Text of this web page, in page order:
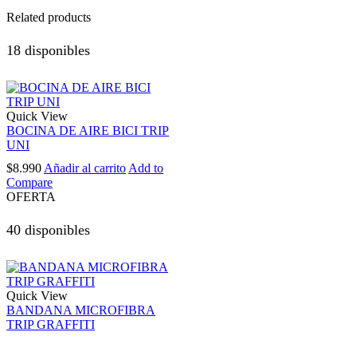
Related products
18 disponibles
Quick View
BOCINA DE AIRE BICI TRIP
UNI
$8.990 Añadir al carrito Add to
Compare
OFERTA
40 disponibles
Quick View
BANDANA MICROFIBRA
TRIP GRAFFITI